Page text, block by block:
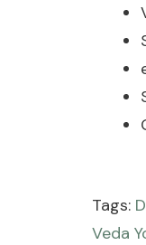
Tags:
Veda